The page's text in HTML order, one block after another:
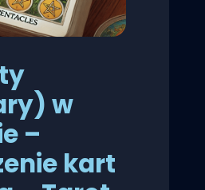
w
–
kart